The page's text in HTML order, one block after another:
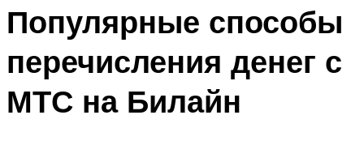
Популярные способы
перечисления денег с
МТС на Билайн